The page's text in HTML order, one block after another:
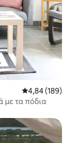
Μέση
4,84 (189)
με τα πόδια